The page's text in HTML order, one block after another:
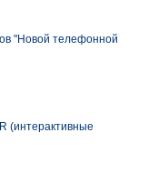
"Новой телефонной
(интерактивные